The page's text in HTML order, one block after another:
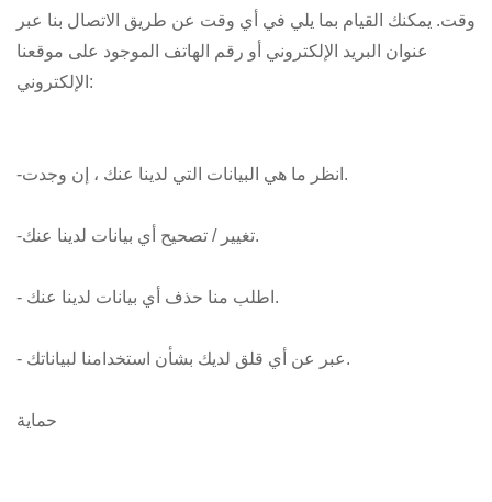
وقت. يمكنك القيام بما يلي في أي وقت عن طريق الاتصال بنا عبر
عنوان البريد الإلكتروني أو رقم الهاتف الموجود على موقعنا
الإلكتروني:
-انظر ما هي البيانات التي لدينا عنك ، إن وجدت.
-تغيير / تصحيح أي بيانات لدينا عنك.
- اطلب منا حذف أي بيانات لدينا عنك.
- عبر عن أي قلق لديك بشأن استخدامنا لبياناتك.
حماية